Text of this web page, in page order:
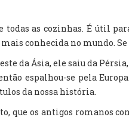
todas as cozinhas. É útil
conhecida no mundo.
da Ásia, ele saiu da
espalhou-se pela
da nossa história.
que os antigos romanos